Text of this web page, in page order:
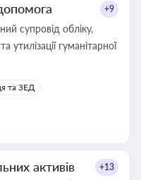
+9
супровід обліку,
гуманітарної
та ЗЕД
активів +13